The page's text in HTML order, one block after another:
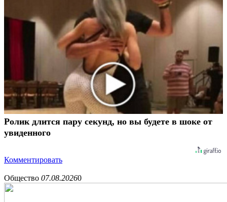
Ролик длится пару секунд, но вы будете в шоке от
увиденного
Комментировать
Общество 07.08.20260